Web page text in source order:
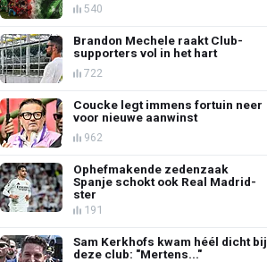
540
Brandon Mechele raakt Club-
supporters vol in het hart
722
Coucke legt immens fortuin neer
voor nieuwe aanwinst
962
Ophefmakende zedenzaak
Spanje schokt ook Real Madrid-
ster
191
Sam Kerkhofs kwam héél dicht bij
deze club: "Mertens..."